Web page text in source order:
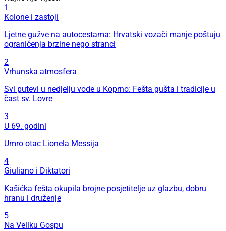
1
Kolone i zastoji
Ljetne gužve na autocestama: Hrvatski vozači manje poštuju
ograničenja brzine nego stranci
2
Vrhunska atmosfera
Svi putevi u nedjelju vode u Koprno: Fešta gušta i tradicije u
čast sv. Lovre
3
U 69. godini
Umro otac Lionela Messija
4
Giuliano i Diktatori
Kašićka fešta okupila brojne posjetitelje uz glazbu, dobru
hranu i druženje
5
Na Veliku Gospu